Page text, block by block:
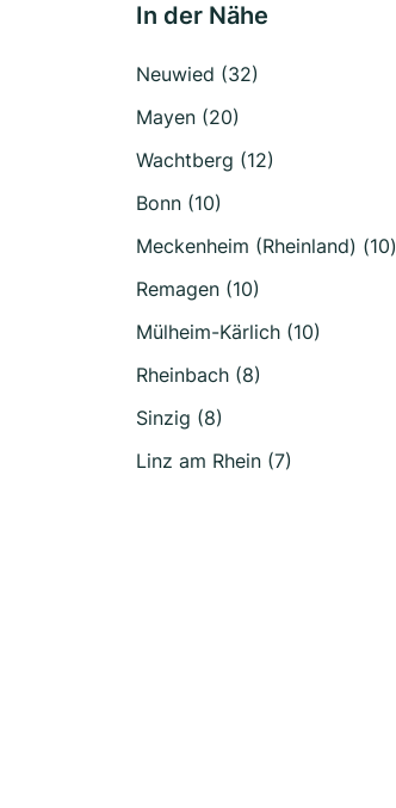
In der Nähe
Neuwied (32)
Mayen (20)
Wachtberg (12)
Bonn (10)
Meckenheim (Rheinland) (10)
Remagen (10)
Mülheim-Kärlich (10)
Rheinbach (8)
Sinzig (8)
Linz am Rhein (7)